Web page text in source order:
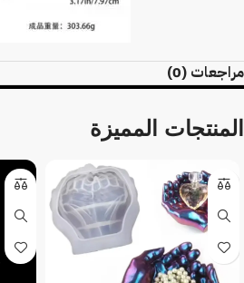
مراجعات (0)
المنتجات المميزة